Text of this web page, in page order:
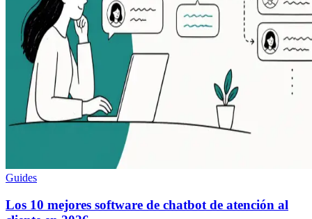
Guides
Los 10 mejores software de chatbot de atención al